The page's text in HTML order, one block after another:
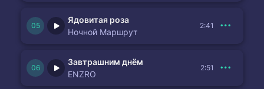
Ядовитая роза
Ночной Маршрут
2:41
Завтрашним днём
ENZRO
2:51